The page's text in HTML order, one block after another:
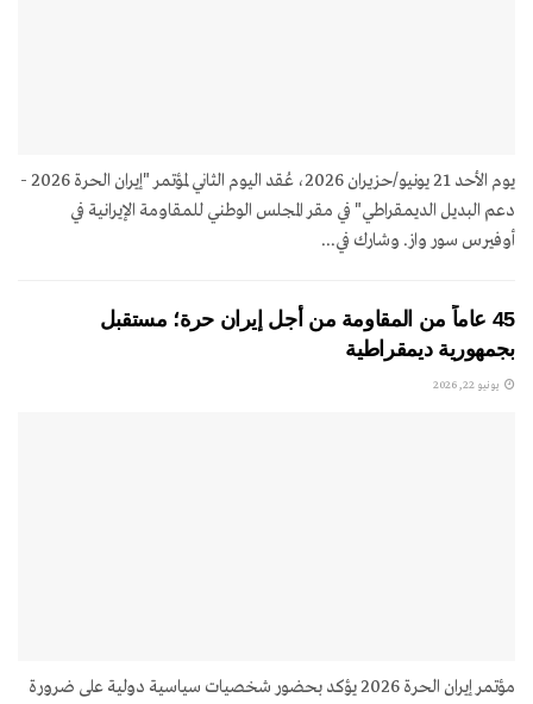
يوم الأحد 21 يونيو/حزيران 2026، عُقد اليوم الثاني لمؤتمر "إيران الحرة 2026 -
دعم البديل الديمقراطي" في مقر المجلس الوطني للمقاومة الإيرانية في
أوفيرس سور واز. وشارك في...
45 عاماً من المقاومة من أجل إيران حرة؛ مستقبل
بجمهورية ديمقراطية
يونيو 22, 2026
مؤتمر إيران الحرة 2026 يؤكد بحضور شخصيات سياسية دولية على ضرورة